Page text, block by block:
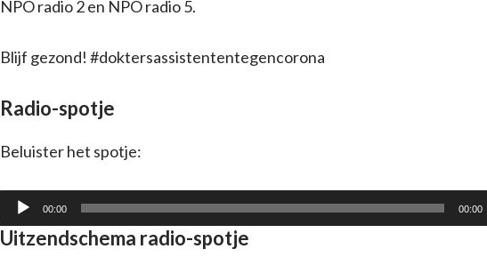
NPO radio 2 en NPO radio 5.
Blijf gezond! #doktersassistententegencorona
Radio-spotje
Beluister het spotje:
Audiospeler
00:00 00:00
Uitzendschema radio-spotje